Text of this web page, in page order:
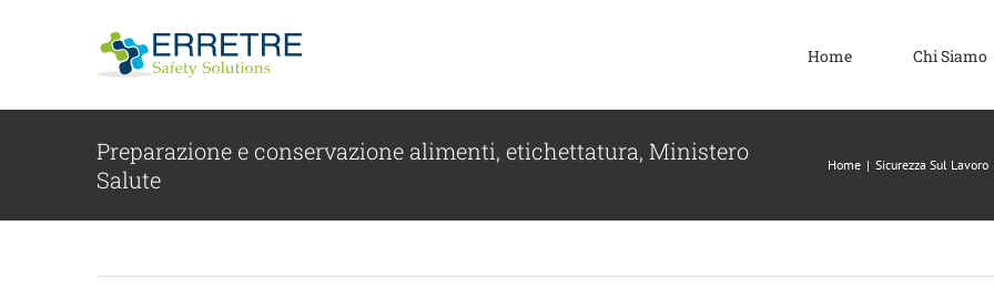
Home Chi Siamo
Preparazione e conservazione alimenti, etichettatura, Ministero
Salute
Home | Sicurezza Sul Lavoro